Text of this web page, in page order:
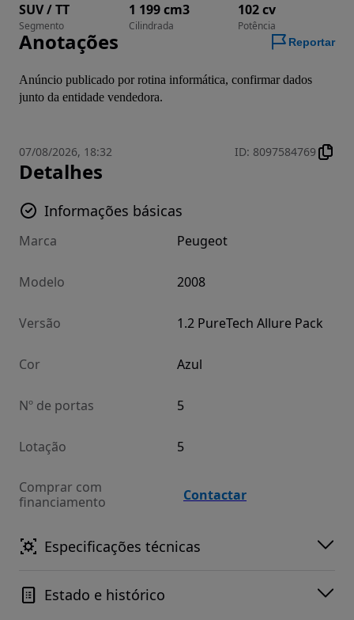
SUV / TT
Segmento
1 199 cm3
Cilindrada
102 cv
Potência
Anotações Reportar
Anúncio publicado por rotina informática, confirmar dados
junto da entidade vendedora.
07/08/2026, 18:32 ID: 8097584769
Detalhes
Informações básicas
Marca Peugeot
Modelo 2008
Versão 1.2 PureTech Allure Pack
Cor Azul
Nº de portas 5
Lotação 5
Comprar com
financiamento
Contactar
Especificações técnicas
Estado e histórico